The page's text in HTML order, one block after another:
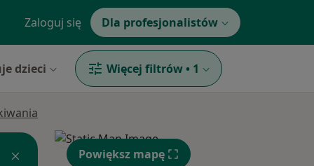
Zaloguj się Dla profesjonalistów
dzieci Więcej filtrów • 1
Powiększ mapę